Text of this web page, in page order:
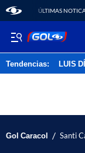
ÚLTIMAS
Tendencias: LUIS
Gol Caracol / Santi